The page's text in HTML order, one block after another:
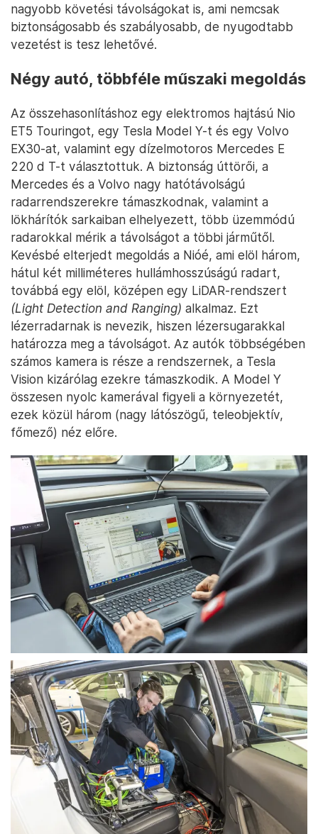
nagyobb követési távolságokat is, ami nemcsak
biztonságosabb és szabályosabb, de nyugodtabb
vezetést is tesz lehetővé.
Négy autó, többféle műszaki megoldás
Az összehasonlításhoz egy elektromos hajtású Nio
ET5 Touringot, egy Tesla Model Y-t és egy Volvo
EX30-at, valamint egy dízelmotoros Mercedes E
220 d T-t választottuk. A biztonság úttörői, a
Mercedes és a Volvo nagy hatótávolságú
radarrendszerekre támaszkodnak, valamint a
lökhárítók sarkaiban elhelyezett, több üzemmódú
radarokkal mérik a távolságot a többi járműtől.
Kevésbé elterjedt megoldás a Nióé, ami elöl három,
hátul két milliméteres hullámhosszúságú radart,
továbbá egy elöl, középen egy LiDAR-rendszert
(Light Detection and Ranging) alkalmaz. Ezt
lézerradarnak is nevezik, hiszen lézersugarakkal
határozza meg a távolságot. Az autók többségében
számos kamera is része a rendszernek, a Tesla
Vision kizárólag ezekre támaszkodik. A Model Y
összesen nyolc kamerával figyeli a környezetét,
ezek közül három (nagy látószögű, teleobjektív,
főmező) néz előre.